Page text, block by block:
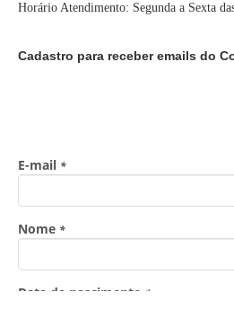
Horário Atendimento: Segunda a Sexta
Cadastro para receber emails do